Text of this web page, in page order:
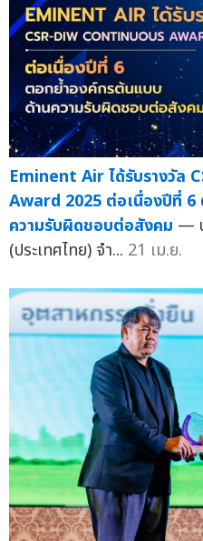
Eminent Air ได้รับรางวัล
Award 2025 ต่อเนื่องปีที่
ความรับผิดชอบต่อสังคม —
(ประเทศไทย) จำ... 21 เม.ย.